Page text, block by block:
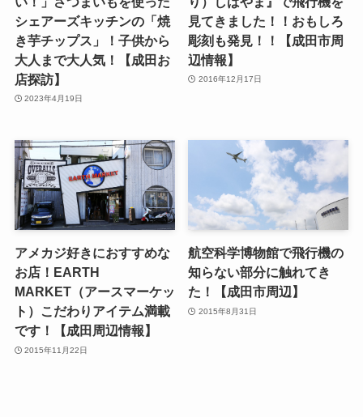
シェアーズキッチンの「焼
き芋チップス」！子供から
大人まで大人気！【成田お
店探訪】
2023年4月19日
見てきました！！おもしろ
彫刻も発見！！【成田市周
辺情報】
2016年12月17日
アメカジ好きにおすすめな
お店！EARTH
MARKET（アースマーケッ
ト）こだわりアイテム満載
です！【成田周辺情報】
2015年11月22日
航空科学博物館で飛行機の
知らない部分に触れてき
た！【成田市周辺】
2015年8月31日